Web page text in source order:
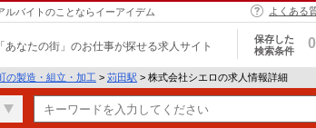
バイトのことならイーアイデム よくある
「あなたの街」のお仕事が探せる求人サイト
保存した
検索条件
0
の製造・組立・加工 > 苅田駅 > 株式会社シエロの求人情報詳細